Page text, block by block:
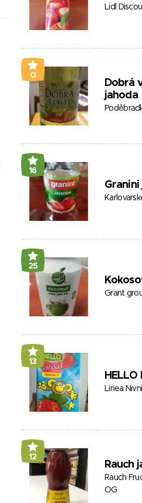
Lidl
0
Dobrá
jahoda
16
Granini
25
Grant
13
Linea
12
Rauch
Rauch
OG